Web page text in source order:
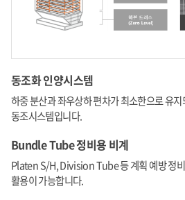
동조화 인양시스템
하중 분산과 좌우상하 편차가 최소한으로 유
동조시스템입니다.
Bundle Tube 정비용 비계
Platen S/H, Division Tube 등 계획 예방 정
활용이 가능합니다.